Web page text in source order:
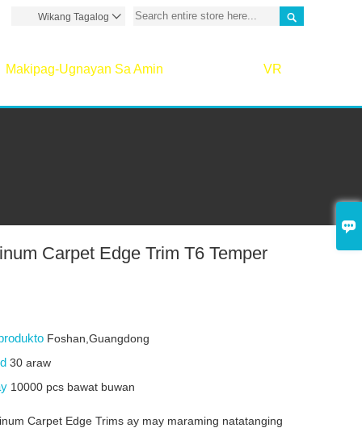


Wikang Tagalog 
Makipag-Ugnayan Sa Amin VR
Carpet Edge Trim T6 Temper
Foshan,Guangdong
30 araw
10000 pcs bawat buwan
Carpet Edge Trims ay may maraming natatanging